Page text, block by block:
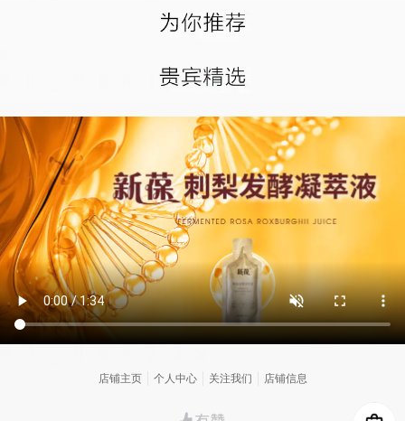
店铺主页 个人中心 关注我们 店铺信息